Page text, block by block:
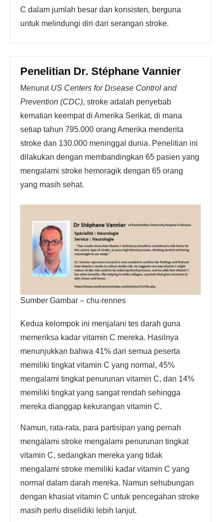
C dalam jumlah besar dan konsisten, berguna
untuk melindungi diri dari serangan stroke.
Penelitian Dr. Stéphane Vannier
Menurut US Centers for Disease Control and
Prevention (CDC), stroke adalah penyebab
kematian keempat di Amerika Serikat, di mana
setiap tahun 795.000 orang Amerika menderita
stroke dan 130.000 meninggal dunia. Penelitian ini
dilakukan dengan membandingkan 65 pasien yang
mengalami stroke hemoragik dengan 65 orang
yang masih sehat.
Sumber Gambar – chu-rennes
Kedua kelompok ini menjalani tes darah guna
memeriksa kadar vitamin C mereka. Hasilnya
menunjukkan bahwa 41% dari semua peserta
memiliki tingkat vitamin C yang normal, 45%
mengalami tingkat penurunan vitamin C, dan 14%
memiliki tingkat yang sangat rendah sehingga
mereka dianggap kekurangan vitamin C.
Namun, rata-rata, para partisipan yang pernah
mengalami stroke mengalami penurunan tingkat
vitamin C, sedangkan mereka yang tidak
mengalami stroke memiliki kadar vitamin C yang
normal dalam darah mereka. Namun sehubungan
dengan khasiat vitamin C untuk pencegahan stroke
masih perlu diselidiki lebih lanjut.